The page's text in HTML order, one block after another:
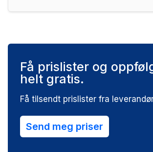
Få prislister og
helt gratis.
Få tilsendt prislister fra
Send meg priser